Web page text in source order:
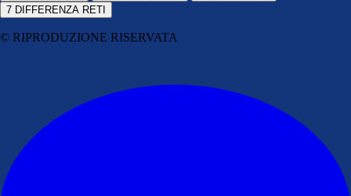
7 DIFFERENZA RETI
© RIPRODUZIONE RISERVATA